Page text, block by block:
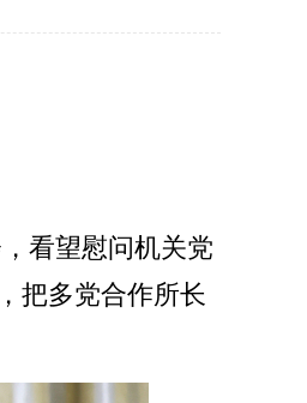
看望慰问机关党
把多党合作所长